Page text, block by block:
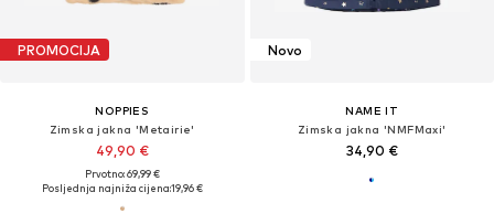
PROMOCIJA
NOPPIES
Zimska jakna 'Metairie'
49,90 €
Prvotno: 69,99 €
Posljednja najniža cijena:19,96 €
Novo
NAME IT
Zimska jakna 'NMFMaxi'
34,90 €